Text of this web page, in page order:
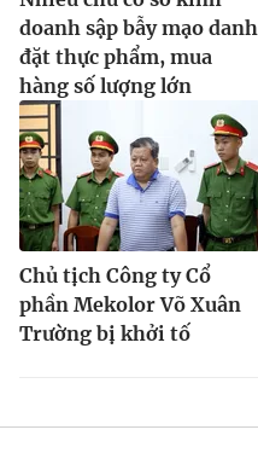
doanh sập bẫy mạo danh
đặt thực phẩm, mua
hàng số lượng lớn
Chủ tịch Công ty Cổ
phần Mekolor Võ Xuân
Trường bị khởi tố